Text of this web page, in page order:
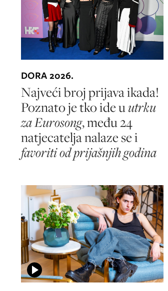
DORA 2026.
Najveći broj prijava ikada!
Poznato je tko ide uutrku
za Eurosong, među 24
natjecatelja nalaze se i
favoriti od prijašnjih godina